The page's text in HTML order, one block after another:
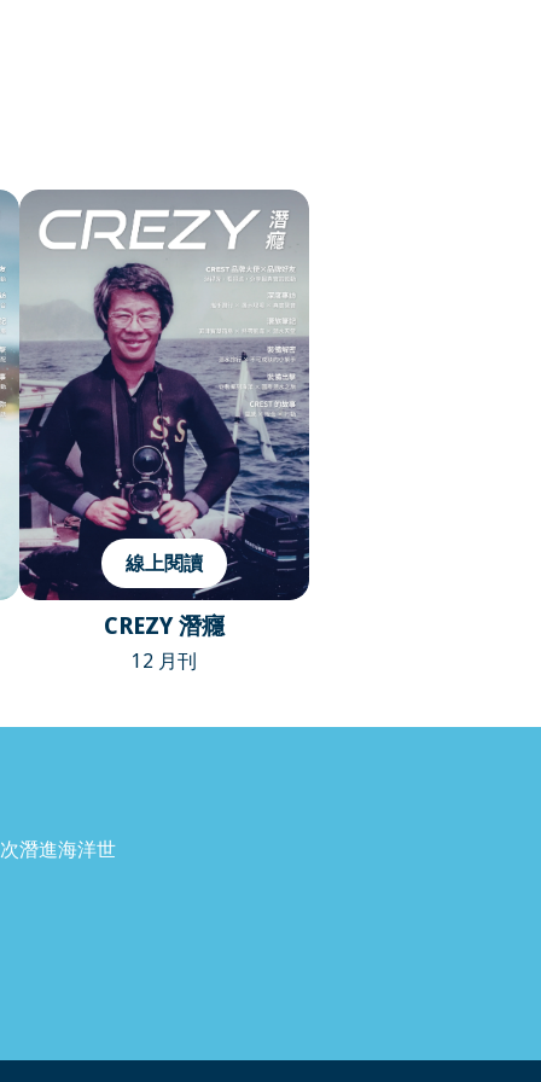
線上閱讀
CREZY 潛癮
12 月刊
潛進海洋世